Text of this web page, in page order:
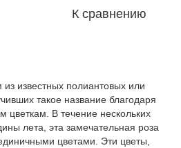
К сравнению
из известных полиантовых или
такое название благодаря
цветкам. В течение нескольких
лета, эта замечательная роза
цветами. Эти цветы,